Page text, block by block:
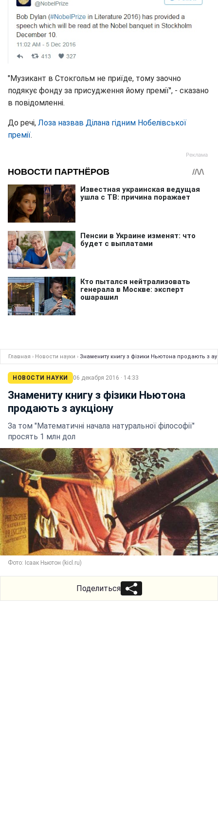
"Музикант в Стокгольм не приїде, тому заочно
подякує фонду за присудження йому премії", - сказано
в повідомленні.
До речі, Лоза назвав Ділана гідним Нобелівської
премії.
Главная › Новости науки › Знамениту книгу з фізики Ньютона продають з
НОВОСТИ НАУКИ 06 декабря 2016 · 14:33
Знамениту книгу з фізики Ньютона
продають з аукціону
За том "Математичні начала натуральної філософії"
просять 1 млн дол
Фото: Ісаак Ньютон (kicl.ru)
Поделиться